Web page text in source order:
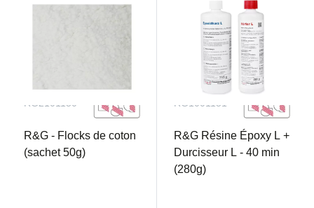
RG2101150
R&G - Flocks de coton
(sachet 50g)
RG1001151
R&G Résine Époxy L +
Durcisseur L - 40 min
(280g)